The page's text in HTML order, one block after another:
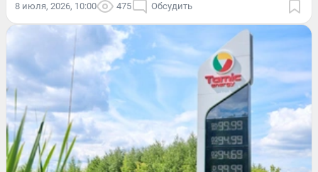
8 июля, 2026, 10:00 475 Обсудить